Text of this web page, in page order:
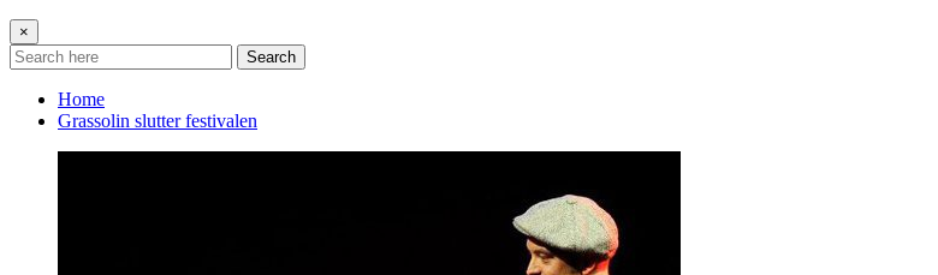
×
Search
Home
Grassolin slutter festivalen